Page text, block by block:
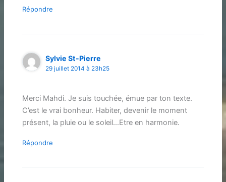
Répondre
Sylvie St-Pierre
29 juillet 2014 à 23h25
Merci Mahdi. Je suis touchée, émue par ton texte.
C’est le vrai bonheur. Habiter, devenir le moment
présent, la pluie ou le soleil…Etre en harmonie.
Répondre